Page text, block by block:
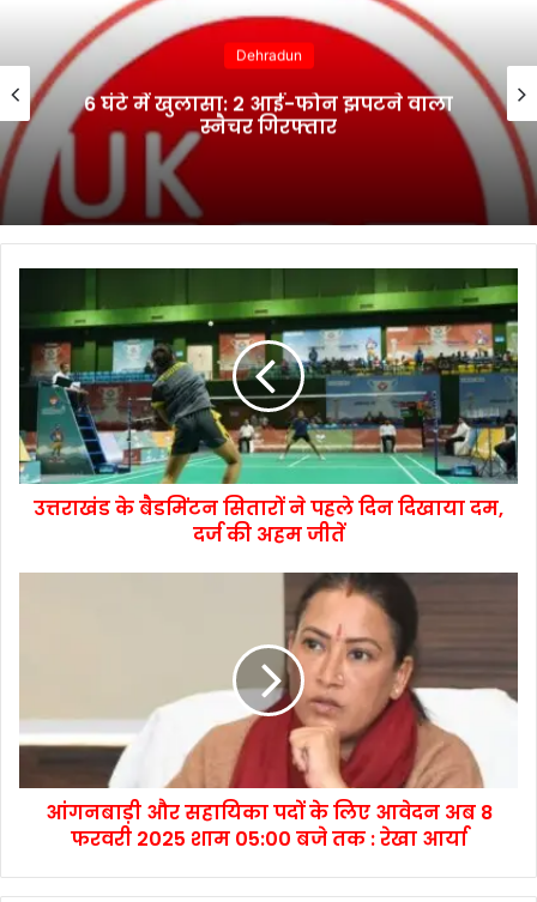
वाला
Dehradun
भानियावाला में आयोजित
शिविर में 41 रक्तवीरों ने किया
उत्तराखंड के बैडमिंटन सितारों ने पहले दिन दिखाया दम,
दर्ज की अहम जीतें
आंगनबाड़ी और सहायिका पदों के लिए आवेदन अब 8
फरवरी 2025 शाम 05:00 बजे तक : रेखा आर्या